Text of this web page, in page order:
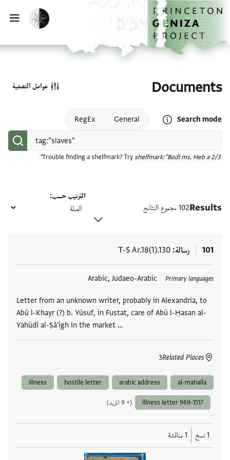
تخطي إلى المحتوى الرئيسي
الصفحة الرئيسية
تفعيل الوضع المظلم
Documents
Search mode
Open search mode help
General
RegEx
Trouble finding a shelfmark? Try shelfmark:"Bodl ms. Heb a 2/3"
عوامل التصفية
Results102 مجموع النتائج
الترتيب حسب
101 رسالة T-S Ar.18(1).130
Primary languages
Arabic, Judaeo-Arabic
Letter from an unknown writer, probably in Alexandria, to
Abū l-Khayr (?) b. Yūsuf, in Fustat, care of Abū l-Ḥasan al-
Yahūdī al-Ṣā'igh in the market …
Related Places
3
العلامات
al-mahalla
arabic address
hostile letter
illness
illness letter 969-1517 (+ 9 المزيد)
1 نسخ 1 مناقشة